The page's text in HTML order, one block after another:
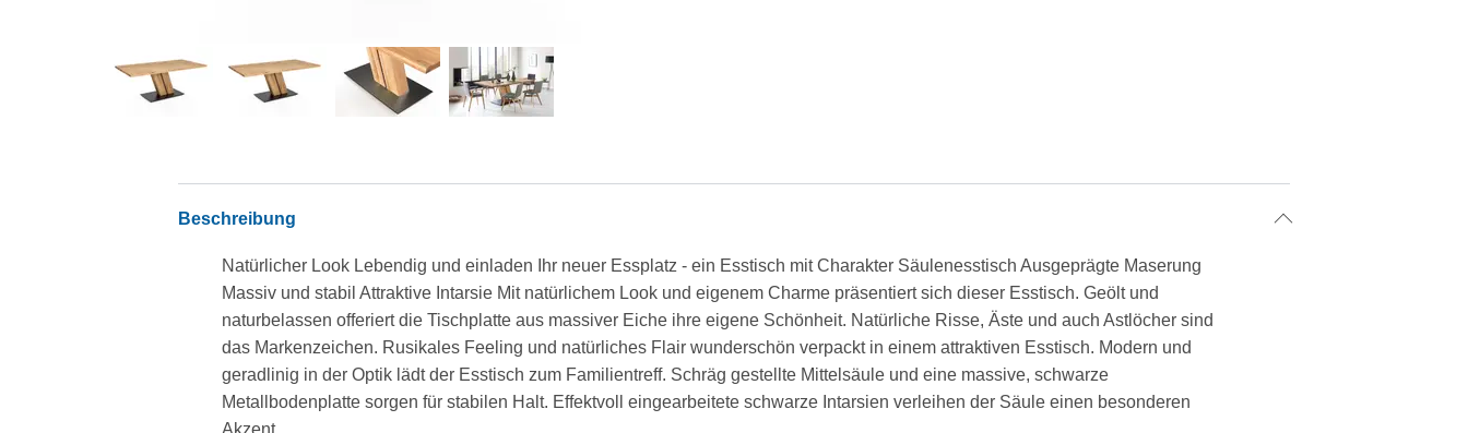
Beschreibung
Natürlicher Look Lebendig und einladen Ihr neuer Essplatz - ein Esstisch mit Charakter Säulenesstisch Ausgeprägte Maserung
Massiv und stabil Attraktive Intarsie Mit natürlichem Look und eigenem Charme präsentiert sich dieser Esstisch. Geölt und
naturbelassen offeriert die Tischplatte aus massiver Eiche ihre eigene Schönheit. Natürliche Risse, Äste und auch Astlöcher sind
das Markenzeichen. Rusikales Feeling und natürliches Flair wunderschön verpackt in einem attraktiven Esstisch. Modern und
geradlinig in der Optik lädt der Esstisch zum Familientreff. Schräg gestellte Mittelsäule und eine massive, schwarze
Metallbodenplatte sorgen für stabilen Halt. Effektvoll eingearbeitete schwarze Intarsien verleihen der Säule einen besonderen
Akzent